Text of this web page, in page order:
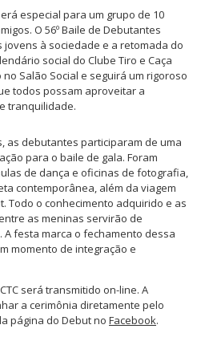
especial para um grupo de 10
O 56º Baile de Debutantes
à sociedade e a retomada do
social do Clube Tiro e Caça
Salão Social e seguirá um rigoroso
todos possam aproveitar a
tranquilidade.
as debutantes participaram de uma
para o baile de gala. Foram
de dança e oficinas de fotografia,
contemporânea, além da viagem
Todo o conhecimento adquirido e as
as meninas servirão de
festa marca o fechamento dessa
momento de integração e
será transmitido on-line. A
a cerimônia diretamente pelo
página do Debut no Facebook.